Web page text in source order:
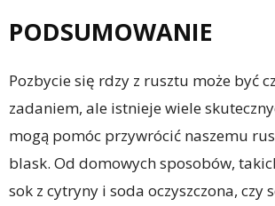
PODSUMOWANIE
Pozbycie się rdzy z rusztu może być
zadaniem, ale istnieje wiele
mogą pomóc przywrócić naszemu
blask. Od domowych sposobów,
sok z cytryny i soda oczyszczona, czy